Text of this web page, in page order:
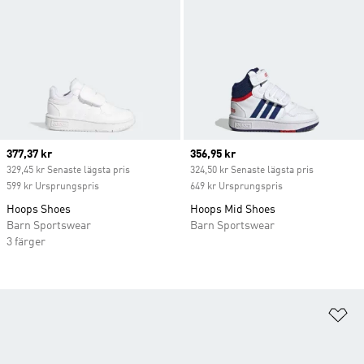
Current price
377,37 kr
329,45 kr Senaste lägsta pris
599 kr Ursprungspris
Hoops Shoes
Barn Sportswear
3 färger
Current price
356,95 kr
324,50 kr Senaste lägsta pris
649 kr Ursprungspris
Hoops Mid Shoes
Barn Sportswear